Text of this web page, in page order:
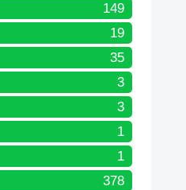
149
19
35
3
3
1
1
378